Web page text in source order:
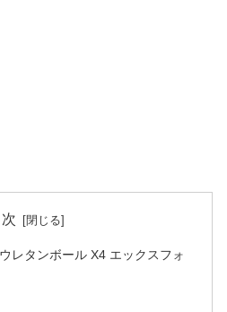
次
レタンボール X4 エックスフォ